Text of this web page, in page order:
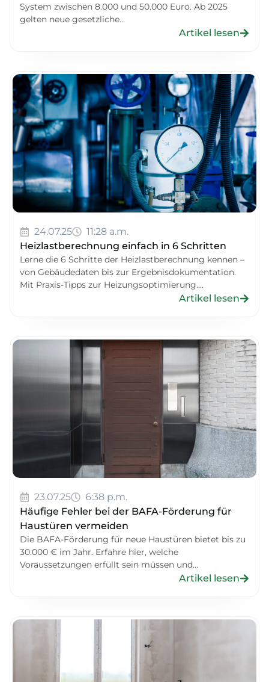
System zwischen 8.000 und 50.000 Euro. Ab 2025
gelten neue gesetzliche...
Artikel lesen
24.07.25
11:28 a.m.
Heizlastberechnung einfach in 6 Schritten
Lerne die 6 Schritte der Heizlastberechnung kennen –
von Gebäudedaten bis zur Ergebnisdokumentation.
Mit Praxis-Tipps zur Heizungsoptimierung....
Artikel lesen
23.07.25
6:38 p.m.
Häufige Fehler bei der BAFA-Förderung für
Haustüren vermeiden
Die BAFA-Förderung für neue Haustüren bietet bis zu
30.000 € im Jahr. Erfahre hier, welche
Voraussetzungen erfüllt sein müssen und...
Artikel lesen